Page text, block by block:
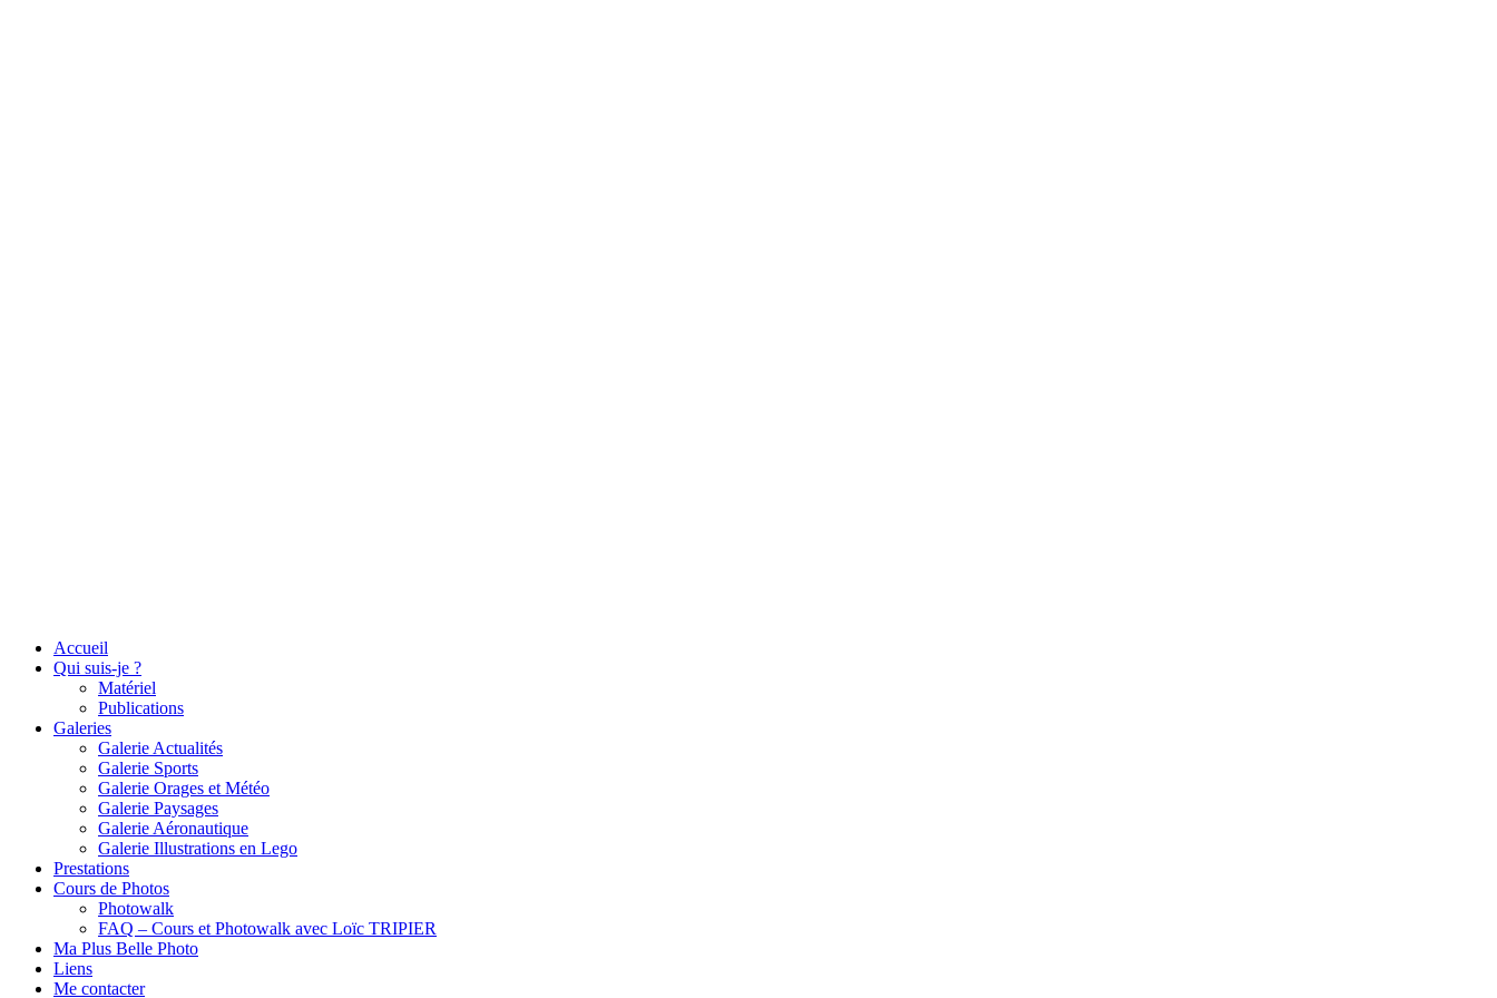
Accueil
Qui suis-je ?
Matériel
Publications
Galeries
Galerie Actualités
Galerie Sports
Galerie Orages et Météo
Galerie Paysages
Galerie Aéronautique
Galerie Illustrations en Lego
Prestations
Cours de Photos
Photowalk
FAQ – Cours et Photowalk avec Loïc TRIPIER
Ma Plus Belle Photo
Liens
Me contacter